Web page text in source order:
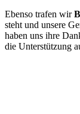
Ebenso trafen wir
steht und unsere
haben uns ihre
die Unterstützung